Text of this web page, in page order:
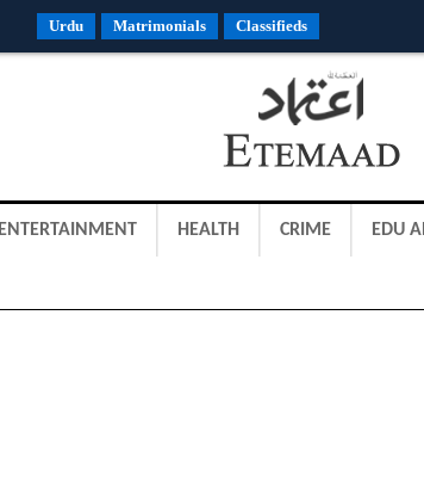
Urdu Matrimonials Classifieds
ENTERTAINMENT HEALTH CRIME EDU